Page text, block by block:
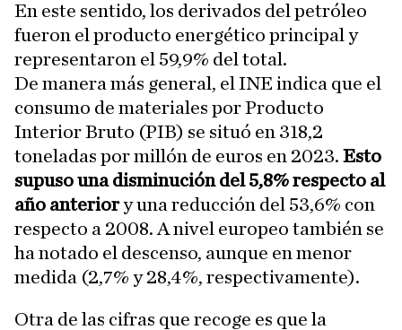
En este sentido, los derivados del petróleo
fueron el producto energético principal y
representaron el 59,9% del total.
De manera más general, el INE indica que el
consumo de materiales por Producto
Interior Bruto (PIB) se situó en 318,2
toneladas por millón de euros en 2023. Esto
supuso una disminución del 5,8% respecto al
año anteriory una reducción del 53,6% con
respecto a 2008. A nivel europeo también se
ha notado el descenso, aunque en menor
medida (2,7% y 28,4%, respectivamente).
Otra de las cifras que recoge es que la